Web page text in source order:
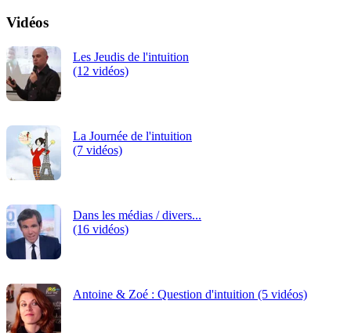
Vidéos
Les Jeudis de l'intuition
(12 vidéos)
La Journée de l'intuition
(7 vidéos)
Dans les médias / divers...
(16 vidéos)
Antoine & Zoé : Question d'intuition (5 vidéos)